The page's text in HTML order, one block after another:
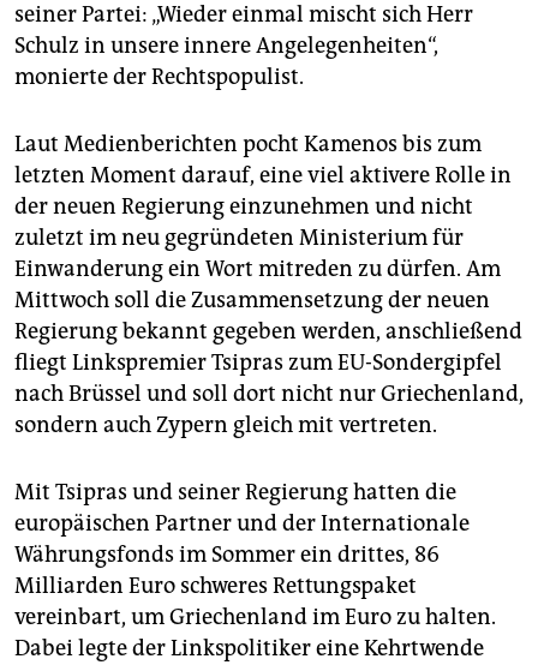
seiner Partei: „Wieder einmal mischt sich Herr
Schulz in unsere innere Angelegenheiten“,
monierte der Rechtspopulist.
Laut Medienberichten pocht Kamenos bis zum
letzten Moment darauf, eine viel aktivere Rolle in
der neuen Regierung einzunehmen und nicht
zuletzt im neu gegründeten Ministerium für
Einwanderung ein Wort mitreden zu dürfen. Am
Mittwoch soll die Zusammensetzung der neuen
Regierung bekannt gegeben werden, anschließend
fliegt Linkspremier Tsipras zum EU-Sondergipfel
nach Brüssel und soll dort nicht nur Griechenland,
sondern auch Zypern gleich mit vertreten.
Mit Tsipras und seiner Regierung hatten die
europäischen Partner und der Internationale
Währungsfonds im Sommer ein drittes, 86
Milliarden Euro schweres Rettungspaket
vereinbart, um Griechenland im Euro zu halten.
Dabei legte der Linkspolitiker eine Kehrtwende